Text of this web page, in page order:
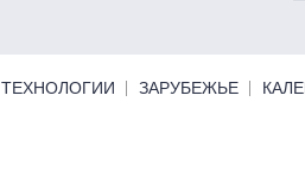
ТЕХНОЛОГИИ ЗАРУБЕЖЬЕ